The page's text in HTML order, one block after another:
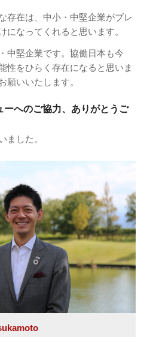
存在は、中小・中堅企業がブレ
になってくれると思います。
中堅企業です。協働日本も今
性をひらく存在になると思いま
願いいたします。
ーへのご協力、ありがとうご
ました。